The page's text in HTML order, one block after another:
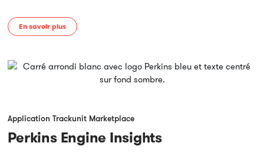
En savoir plus
Application Trackunit Marketplace
Perkins Engine Insights